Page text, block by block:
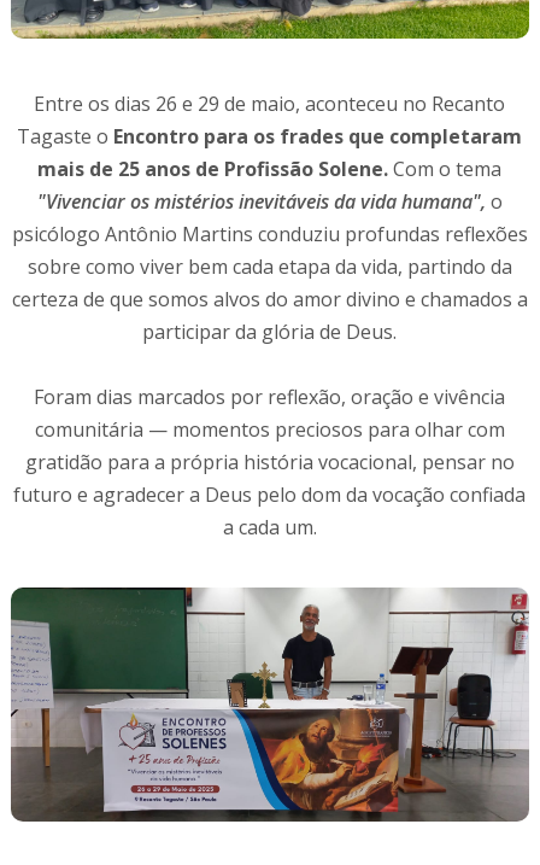
Entre os dias 26 e 29 de maio, aconteceu no Recanto
Tagaste o Encontro para os frades que completaram
mais de 25 anos de Profissão Solene.Com o tema
"Vivenciar os mistérios inevitáveis da vida humana", o
psicólogo Antônio Martins conduziu profundas reflexões
sobre como viver bem cada etapa da vida, partindo da
certeza de que somos alvos do amor divino e chamados a
participar da glória de Deus.
Foram dias marcados por reflexão, oração e vivência
comunitária — momentos preciosos para olhar com
gratidão para a própria história vocacional, pensar no
futuro e agradecer a Deus pelo dom da vocação confiada
a cada um.